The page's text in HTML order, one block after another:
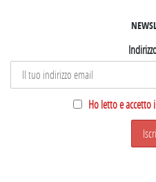
Ho letto e accetto